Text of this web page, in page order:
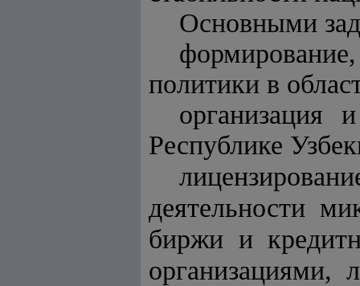
Основными
политики в
организация
Республике
деятельности
биржи и
организациями,